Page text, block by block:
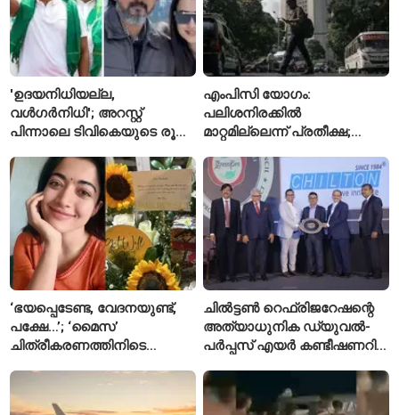
'ഉദയനിധിയല്ല,
വൾഗർനിധി'; അറസ്റ്റ്
പിന്നാലെ ടിവികെയുടെ രൂക്ഷ
എംപിസി യോഗം:
പലിശനിരക്കിൽ
മാറ്റമില്ലെന്ന് പ്രതീക്ഷ;
ജാഗ്രതയോടെ ആർബിഐ
‘ഭയപ്പെടേണ്ട, വേദനയുണ്ട്,
പക്ഷേ…’; ‘മൈസ’
ചിത്രീകരണത്തിനിടെ
ആദ്യമായി പ്രതികരിച്ച്
രശ്മിക മന്ദാന
ചിൽട്ടൺ റെഫ്രിജറേഷന്റെ
അത്യാധുനിക ഡ്യുവൽ-
പർപ്പസ് എയർ കണ്ടീഷണറിന്
പുരസ്‌കാരം